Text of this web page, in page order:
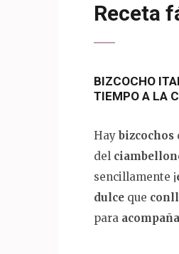
Receta
BIZCOCHO
TIEMPO A LA
Hay bizcochos
del
sencillamente ¡
dulce que
para